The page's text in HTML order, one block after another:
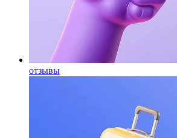
отзывы